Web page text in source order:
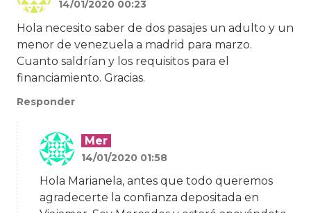
14/01/2020 00:23
Hola necesito saber de dos pasajes un adulto y un
menor de venezuela a madrid para marzo.
Cuanto saldrían y los requisitos para el
financiamiento. Gracias.
Responder
Mer
14/01/2020 01:58
Hola Marianela, antes que todo queremos
agradecerte la confianza depositada en